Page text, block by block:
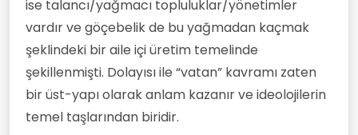
ise talancı/yağmacı topluluklar/yönetimler
vardır ve göçebelik de bu yağmadan kaçmak
şeklindeki bir aile içi üretim temelinde
şekillenmişti. Dolayısı ile “vatan” kavramı zaten
bir üst-yapı olarak anlam kazanır ve ideolojilerin
temel taşlarından biridir.